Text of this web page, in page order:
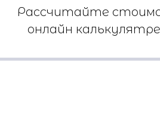
Рассчитайте
онлайн